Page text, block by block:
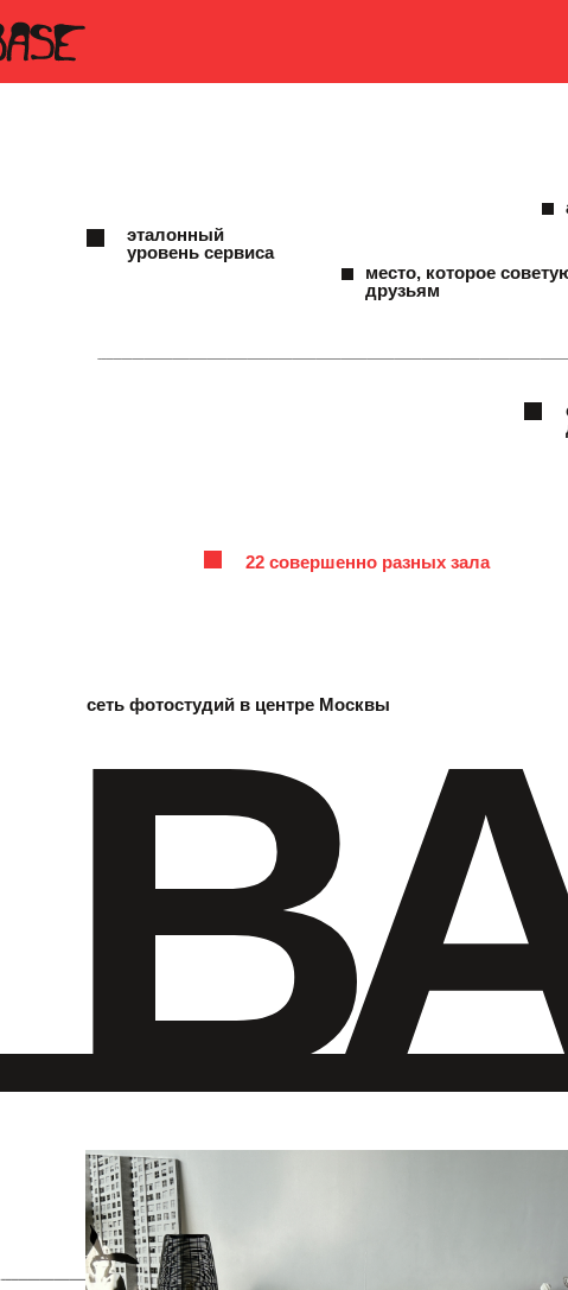
место, которое
друзьям
сеть фотостудий в центре Москвы
22 совершенно разных зала
эталонный
уровень сервиса